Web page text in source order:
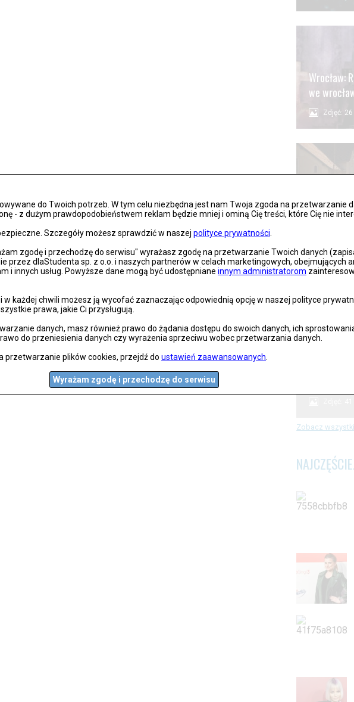
do Twoich potrzeb. W tym celu niezbędna jest nam Twoja zgoda na przetwarzanie
- z dużym prawdopodobieństwem reklam będzie mniej i ominą Cię treści, które Cię nie
Szczegóły możesz sprawdzić w naszej polityce prywatności
zgodę i przechodzę do serwisu" wyrażasz zgodę na przetwarzanie Twoich danych
przez dlaStudenta sp. z o.o. i naszych partnerów w celach marketingowych, obejmujących
i innych usług. Powyższe dane mogą być udostępniane innym administratorom
w każdej chwili możesz ją wycofać zaznaczając odpowiednią opcję w naszej polityce
prawa, jakie Ci przysługują.
danych, masz również prawo do żądania dostępu do swoich danych, ich
do przeniesienia danych czy wyrażenia sprzeciwu wobec przetwarzania danych.
przetwarzanie plików cookies, przejdź do ustawień zaawansowanych
Wyrażam zgodę i przechodzę do serwisu
Wrocław:
we
Zdjęć: 26
Stronie
Lądek
Alarm
Zobacz